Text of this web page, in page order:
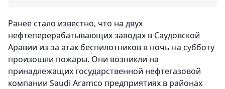
Ранее стало известно, что на двух
нефтеперерабатывающих заводах в Саудовской
Аравии из-за атак беспилотников в ночь на субботу
произошли пожары. Они возникли на
принадлежащих государственной нефтегазовой
компании Saudi Aramco предприятиях в районах